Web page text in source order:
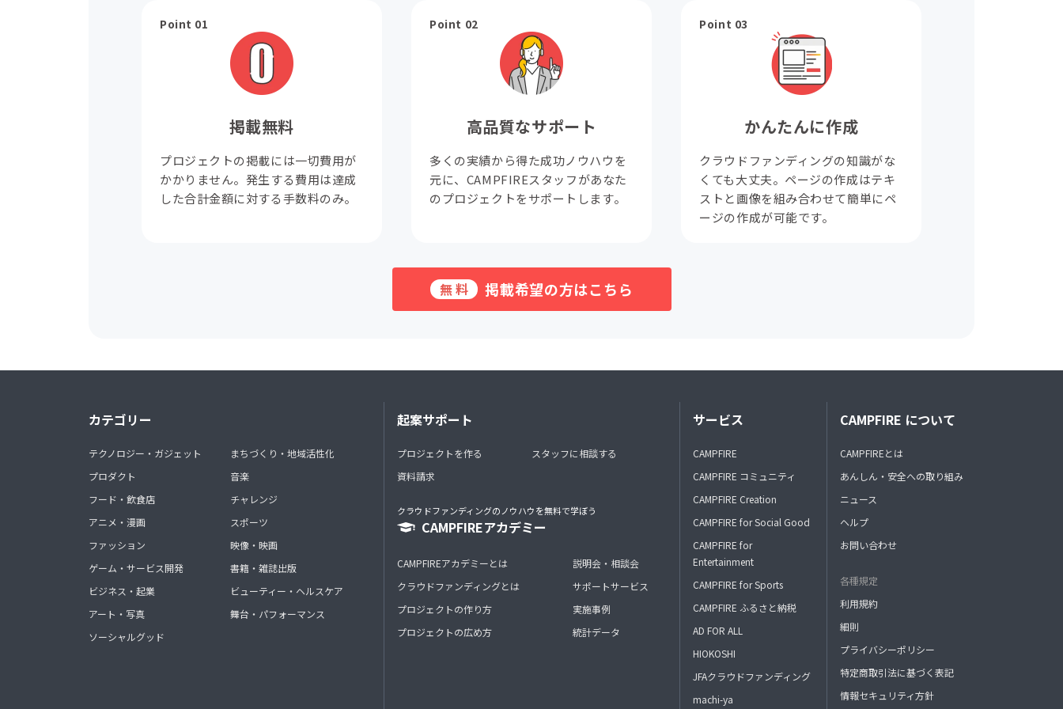
Point 01
掲載無料
プロジェクトの掲載には一切費用が
かかりません。発生する費用は達成
した合計金額に対する手数料のみ。
Point 02
高品質なサポート
多くの実績から得た成功ノウハウを
元に、CAMPFIREスタッフがあなた
のプロジェクトをサポートします。
Point 03
かんたんに作成
クラウドファンディングの知識がな
くても大丈夫。ページの作成はテキ
ストと画像を組み合わせて簡単にペ
ージの作成が可能です。
無料 掲載希望の方はこちら
カテゴリー
テクノロジー・ガジェット
プロダクト
フード・飲食店
アニメ・漫画
ファッション
ゲーム・サービス開発
ビジネス・起業
アート・写真
ソーシャルグッド
まちづくり・地域活性化
音楽
チャレンジ
スポーツ
映像・映画
書籍・雑誌出版
ビューティー・ヘルスケア
舞台・パフォーマンス
起案サポート
プロジェクトを作る
資料請求
スタッフに相談する
クラウドファンディングのノウハウを無料で学ぼう
CAMPFIREアカデミー
CAMPFIREアカデミーとは
クラウドファンディングとは
プロジェクトの作り方
プロジェクトの広め方
説明会・相談会
サポートサービス
実施事例
統計データ
サービス
CAMPFIRE
CAMPFIRE コミュニティ
CAMPFIRE Creation
CAMPFIRE for Social Good
CAMPFIRE for
Entertainment
CAMPFIRE for Sports
CAMPFIRE ふるさと納税
AD FOR ALL
HIOKOSHI
JFAクラウドファンディング
machi-ya
CAMPFIRE について
CAMPFIREとは
あんしん・安全への取り組み
ニュース
ヘルプ
お問い合わせ
各種規定
利用規約
細則
プライバシーポリシー
特定商取引法に基づく表記
情報セキュリティ方針